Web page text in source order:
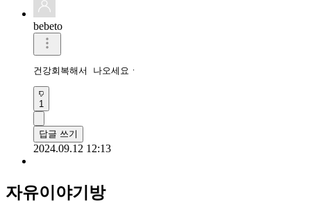
bebeto
건강회복해서 나오세요ㆍ
1
답글 쓰기
2024.09.12 12:13
자유이야기방